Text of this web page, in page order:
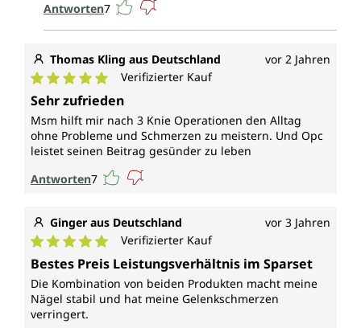
Antworten7
Thomas Kling aus Deutschland vor 2 Jahren
Durchschnittliche Bewertung von 5 von 5 Sternen
Verifizierter Kauf
Sehr zufrieden
Msm hilft mir nach 3 Knie Operationen den Alltag
ohne Probleme und Schmerzen zu meistern. Und Opc
leistet seinen Beitrag gesünder zu leben
Antworten7
Ginger aus Deutschland vor 3 Jahren
Durchschnittliche Bewertung von 5 von 5 Sternen
Verifizierter Kauf
Bestes Preis Leistungsverhältnis im Sparset
Die Kombination von beiden Produkten macht meine
Nägel stabil und hat meine Gelenkschmerzen
verringert.